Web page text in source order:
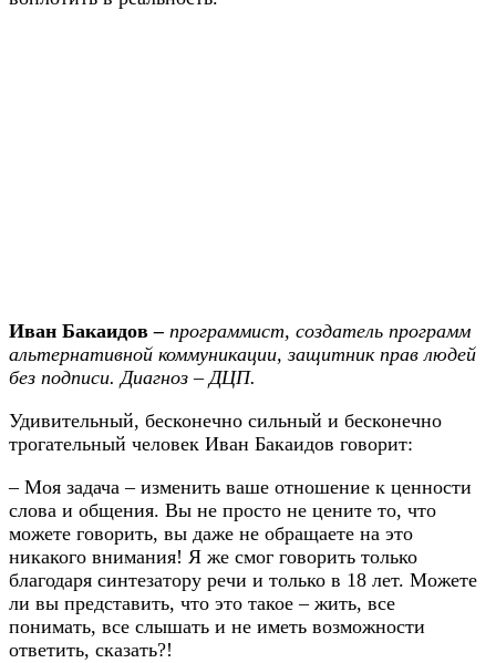
Иван Бакаидов– программист, создатель программ
альтернативной коммуникации, защитник прав людей
без подписи. Диагноз – ДЦП.
Удивительный, бесконечно сильный и бесконечно
трогательный человек Иван Бакаидов говорит:
– Моя задача – изменить ваше отношение к ценности
слова и общения. Вы не просто не цените то, что
можете говорить, вы даже не обращаете на это
никакого внимания! Я же смог говорить только
благодаря синтезатору речи и только в 18 лет. Можете
ли вы представить, что это такое – жить, все
понимать, все слышать и не иметь возможности
ответить, сказать?!